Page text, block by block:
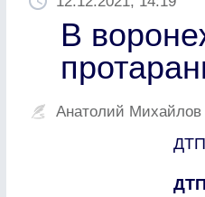
В
Анатолий Михайлов
ДТП